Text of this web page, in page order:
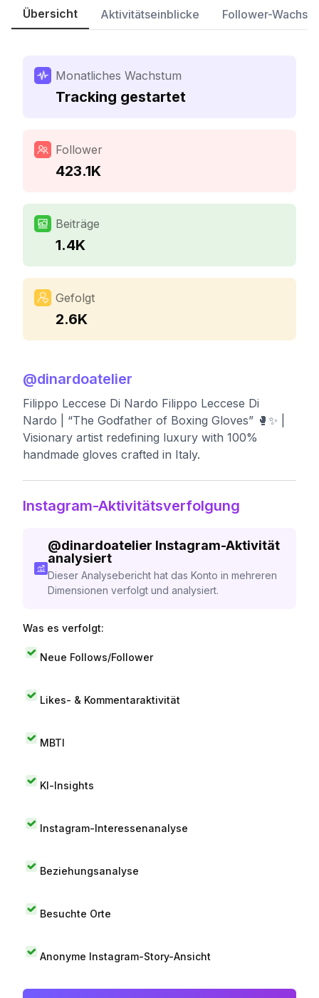
Übersicht Aktivitätseinblicke Follower-
Monatliches Wachstum
Tracking gestartet
Follower
423.1K
Beiträge
1.4K
Gefolgt
2.6K
@dinardoatelier
Filippo Leccese Di Nardo Filippo Leccese Di
Nardo | “The Godfather of Boxing Gloves” 🥊✨ |
Visionary artist redefining luxury with 100%
handmade gloves crafted in Italy.
Instagram-Aktivitätsverfolgung
@dinardoatelier Instagram-Aktivität
analysiert
Dieser Analysebericht hat das Konto in mehreren
Dimensionen verfolgt und analysiert.
Was es verfolgt:
Neue Follows/Follower
Likes- & Kommentaraktivität
MBTI
KI-Insights
Instagram-Interessenanalyse
Beziehungsanalyse
Besuchte Orte
Anonyme Instagram-Story-Ansicht